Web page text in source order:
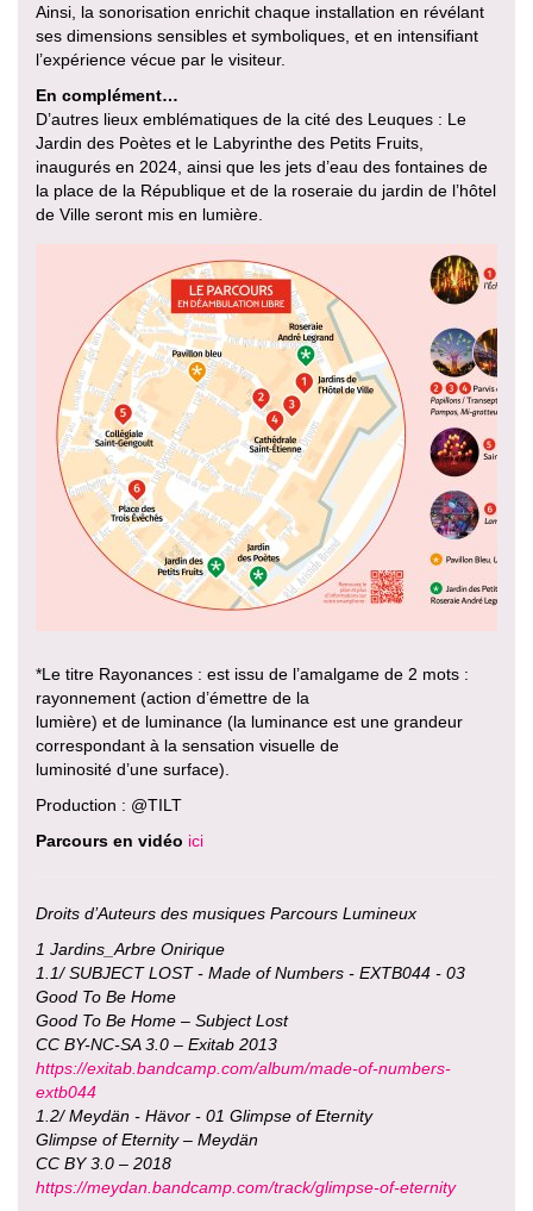
Ainsi, la sonorisation enrichit chaque installation en révélant
ses dimensions sensibles et symboliques, et en intensifiant
l’expérience vécue par le visiteur.
En complément…
D’autres lieux emblématiques de la cité des Leuques : Le
Jardin des Poètes et le Labyrinthe des Petits Fruits,
inaugurés en 2024, ainsi que les jets d’eau des fontaines de
la place de la République et de la roseraie du jardin de l’hôtel
de Ville seront mis en lumière.
*Le titre Rayonances : est issu de l’amalgame de 2 mots :
rayonnement (action d’émettre de la
lumière) et de luminance (la luminance est une grandeur
correspondant à la sensation visuelle de
luminosité d’une surface).
Production : @TILT
Parcours en vidéo ici
Droits d’Auteurs des musiques Parcours Lumineux
1 Jardins_Arbre Onirique
1.1/ SUBJECT LOST - Made of Numbers - EXTB044 - 03
Good To Be Home
Good To Be Home – Subject Lost
CC BY-NC-SA 3.0 – Exitab 2013
https://exitab.bandcamp.com/album/made-of-numbers-
extb044
1.2/ Meydän - Hävor - 01 Glimpse of Eternity
Glimpse of Eternity – Meydän
CC BY 3.0 – 2018
https://meydan.bandcamp.com/track/glimpse-of-eternity